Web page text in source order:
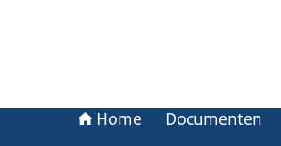
Home Documenten